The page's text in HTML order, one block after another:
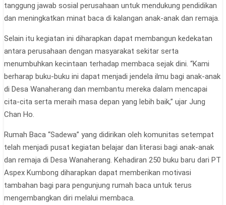
tanggung jawab sosial perusahaan untuk mendukung pendidikan
dan meningkatkan minat baca di kalangan anak-anak dan remaja.
Selain itu kegiatan ini diharapkan dapat membangun kedekatan
antara perusahaan dengan masyarakat sekitar serta
menumbuhkan kecintaan terhadap membaca sejak dini. “Kami
berharap buku-buku ini dapat menjadi jendela ilmu bagi anak-anak
di Desa Wanaherang dan membantu mereka dalam mencapai
cita-cita serta meraih masa depan yang lebih baik,” ujar Jung
Chan Ho.
Rumah Baca “Sadewa” yang didirikan oleh komunitas setempat
telah menjadi pusat kegiatan belajar dan literasi bagi anak-anak
dan remaja di Desa Wanaherang. Kehadiran 250 buku baru dari PT
Aspex Kumbong diharapkan dapat memberikan motivasi
tambahan bagi para pengunjung rumah baca untuk terus
mengembangkan diri melalui membaca.